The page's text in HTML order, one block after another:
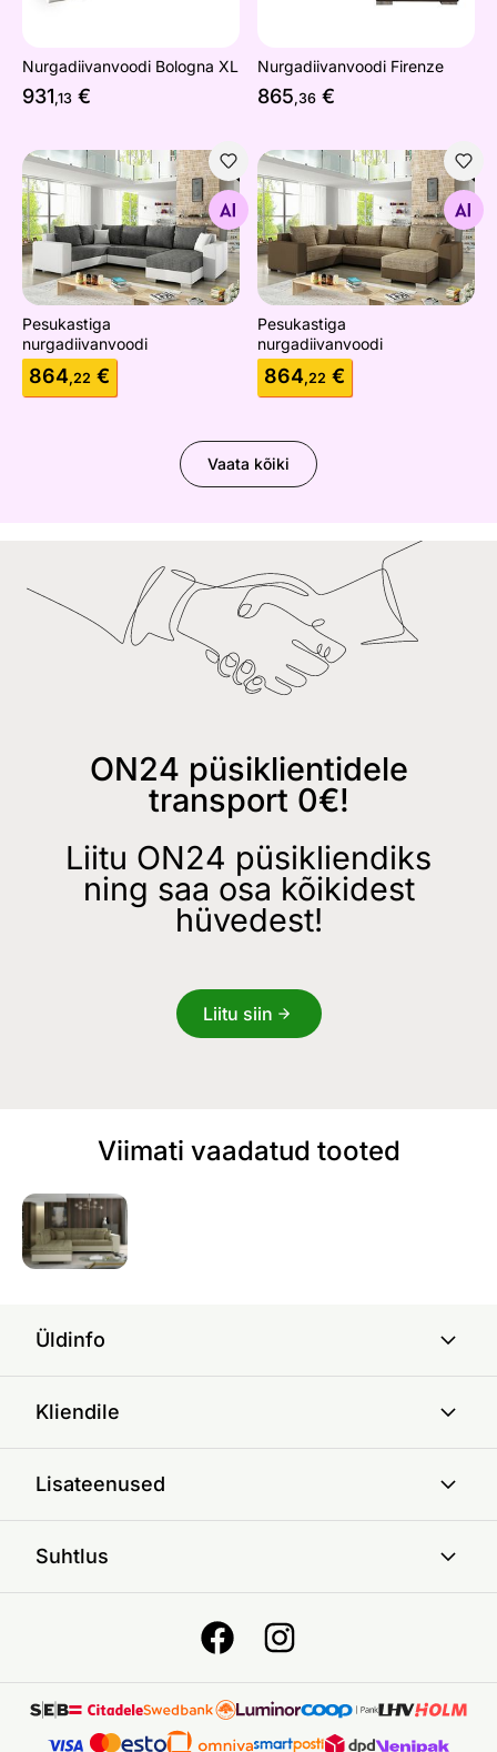
Nurgadiivanvoodi Bologna XL
931,13 €
Nurgadiivanvoodi Firenze
865,36 €
Pesukastiga nurgadiivanvoodi
Otsi sarnaseid
Pesukastiga
nurgadiivanvoodi
864,22 €
Pesukastiga
Otsi sarnaseid
Pesukastiga
nurgadiivanvoodi
864,22 €
Vaata kõiki
ON24 püsiklientidele
transport 0€!
Liitu ON24 püsikliendiks
ning saa osa kõikidest
hüvedest!
Liitu siin
Viimati vaadatud tooted
Üldinfo
Kliendile
Lisateenused
Suhtlus